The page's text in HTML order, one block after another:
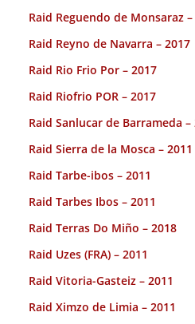
Raid Reguendo de Monsaraz –
Raid Reyno de Navarra – 2017
Raid Rio Frio Por – 2017
Raid Riofrio POR – 2017
Raid Sanlucar de Barrameda –
Raid Sierra de la Mosca – 2011
Raid Tarbe-ibos – 2011
Raid Tarbes Ibos – 2011
Raid Terras Do Miño – 2018
Raid Uzes (FRA) – 2011
Raid Vitoria-Gasteiz – 2011
Raid Ximzo de Limia – 2011